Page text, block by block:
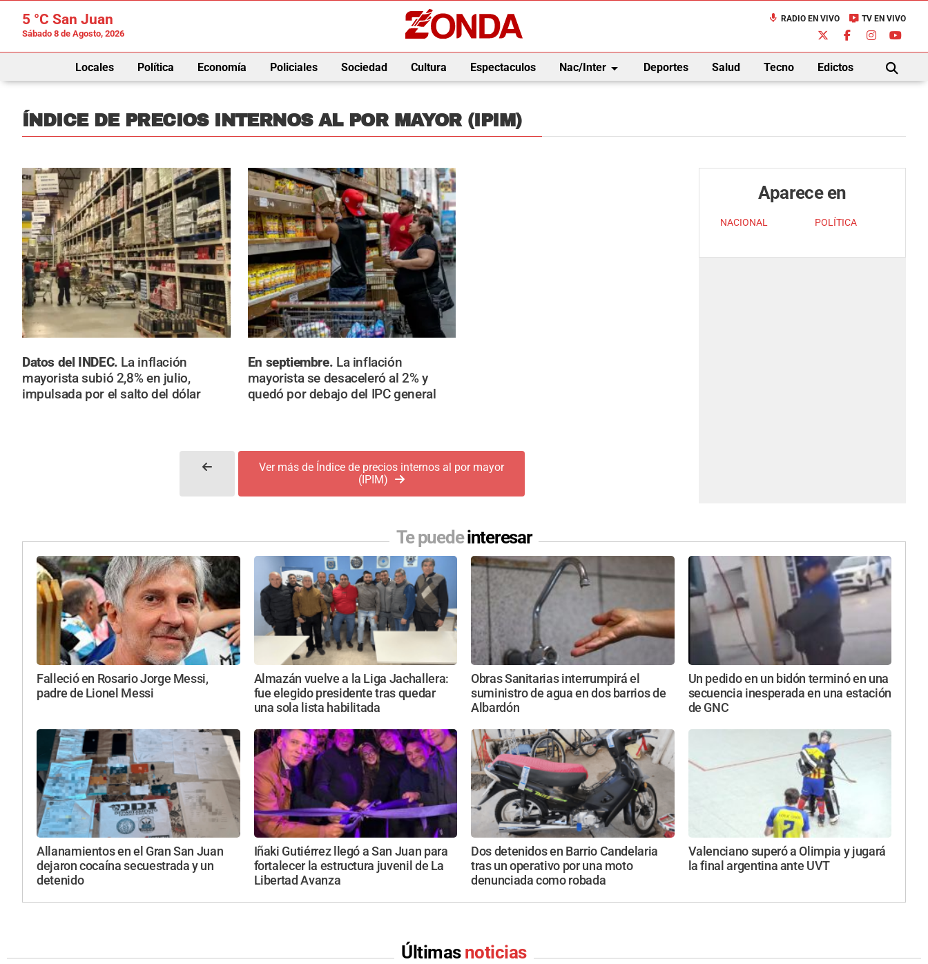
5 °C San Juan
Sábado 8 de Agosto, 2026
mic RADIO EN VIVO live_tv TV EN VIVO
Locales Política Economía Policiales Sociedad Cultura Espectaculos Nac/Interarrow_drop_down Deportes Salud Tecno Edictos
BUSCAR
ÍNDICE DE PRECIOS INTERNOS AL POR MAYOR (IPIM)
Datos del INDEC. La inflación
mayorista subió 2,8% en julio,
impulsada por el salto del dólar
En septiembre. La inflación
mayorista se desaceleró al 2% y
quedó por debajo del IPC general
Ver más de Índice de precios internos al por mayor
(IPIM)
Aparece en
NACIONAL POLÍTICA
Te puedeinteresar
Falleció en Rosario Jorge Messi,
padre de Lionel Messi
Almazán vuelve a la Liga Jachallera:
fue elegido presidente tras quedar
una sola lista habilitada
Obras Sanitarias interrumpirá el
suministro de agua en dos barrios de
Albardón
Un pedido en un bidón terminó en una
secuencia inesperada en una estación
de GNC
Allanamientos en el Gran San Juan
dejaron cocaína secuestrada y un
detenido
Iñaki Gutiérrez llegó a San Juan para
fortalecer la estructura juvenil de La
Libertad Avanza
Dos detenidos en Barrio Candelaria
tras un operativo por una moto
denunciada como robada
Valenciano superó a Olimpia y jugará
la final argentina ante UVT
Últimas noticias